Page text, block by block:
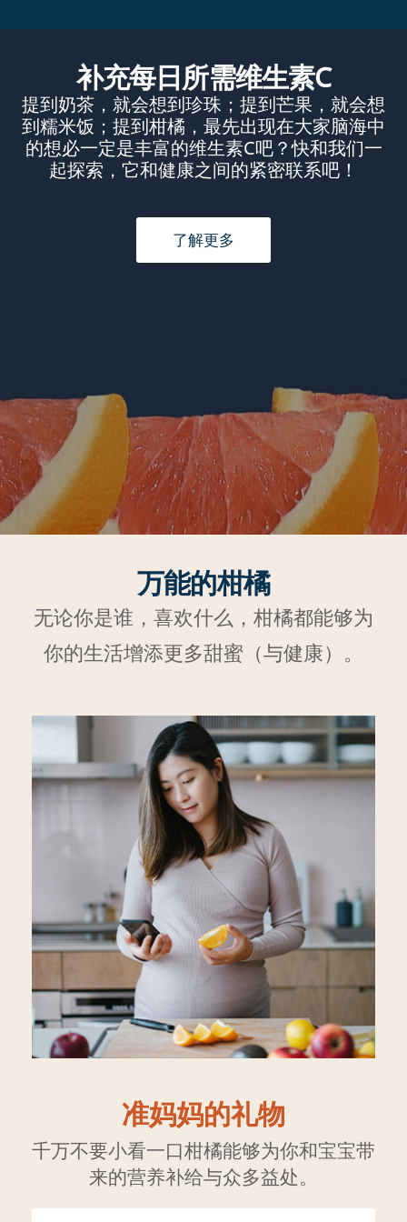
补充每日所需维生素C
提到奶茶，就会想到珍珠；提到芒果，就会想
到糯米饭；提到柑橘，最先出现在大家脑海中
的想必一定是丰富的维生素C吧？快和我们一
起探索，它和健康之间的紧密联系吧！
了解更多
万能的柑橘
无论你是谁，喜欢什么，柑橘都能够为
你的生活增添更多甜蜜（与健康）。
准妈妈的礼物
千万不要小看一口柑橘能够为你和宝宝带
来的营养补给与众多益处。